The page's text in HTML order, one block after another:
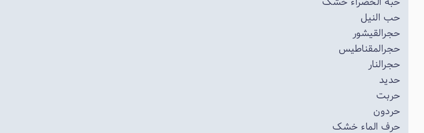
حب النیل
حجرالقیشور
حجرالمقناطیس
حجرالنار
حدید
حربت
حردون
حرف الماء خشک